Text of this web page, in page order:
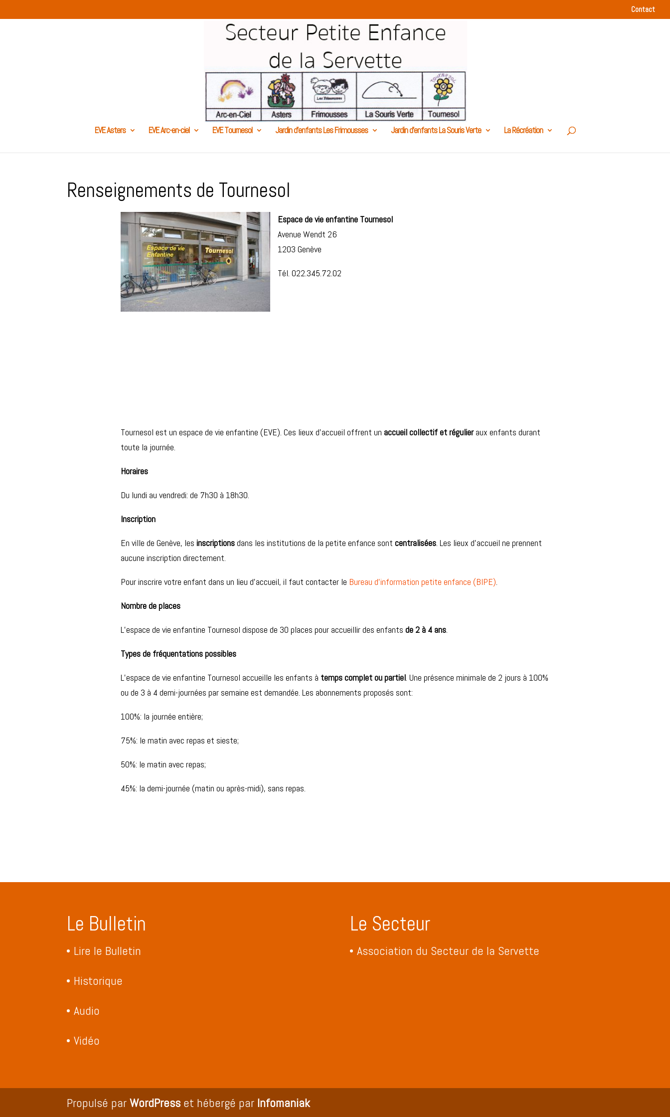
Contact
EVE Asters EVE Arc-en-ciel EVE Tournesol Jardin d’enfants Les Frimousses Jardin d’enfants La Souris Verte La Récréation
Renseignements de Tournesol
Espace de vie enfantine Tournesol
Avenue Wendt 26
1203 Genève
Tél. 022.345.72.02
Tournesol est un espace de vie enfantine (EVE). Ces lieux d’accueil offrent un accueil collectif et régulieraux enfants durant
toute la journée.
Horaires
Du lundi au vendredi: de 7h30 à 18h30.
Inscription
En ville de Genève, les inscriptionsdans les institutions de la petite enfance sont centralisées. Les lieux d’accueil ne prennent
aucune inscription directement.
Pour inscrire votre enfant dans un lieu d’accueil, il faut contacter le Bureau d’information petite enfance (BIPE).
Nombre de places
L’espace de vie enfantine Tournesol dispose de 30 places pour accueillir des enfants de 2 à 4 ans.
Types de fréquentations possibles
L’espace de vie enfantine Tournesol accueille les enfants à temps complet ou partiel. Une présence minimale de 2 jours à 100%
ou de 3 à 4 demi-journées par semaine est demandée. Les abonnements proposés sont:
100%: la journée entière;
75%: le matin avec repas et sieste;
50%: le matin avec repas;
45%: la demi-journée (matin ou après-midi), sans repas.
Le Bulletin
Lire le Bulletin
Historique
Audio
Vidéo
Le Secteur
Association du Secteur de la Servette
Propulsé parWordPress et hébergé par Infomaniak